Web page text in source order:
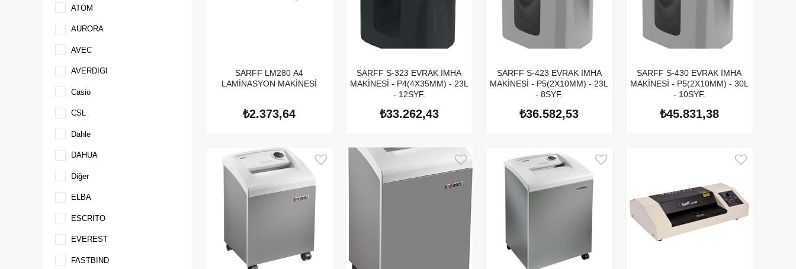
ATOM
AURORA
AVEC
AVERDIGI
Casio
CSL
Dahle
DAHUA
Diğer
ELBA
ESCRITO
EVEREST
FASTBIND
SARFF LM280 A4
LAMİNASYON MAKİNESİ
₺2.373,64
SARFF S-323 EVRAK İMHA
MAKİNESİ - P4(4X35MM) - 23L
- 12SYF.
₺33.262,43
SARFF S-423 EVRAK İMHA
MAKİNESİ - P5(2X10MM) - 23L
- 8SYF.
₺36.582,53
SARFF S-430 EVRAK İMHA
MAKİNESİ - P5(2X10MM) - 30L
- 10SYF.
₺45.831,38